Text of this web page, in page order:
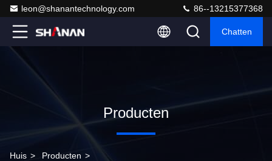
leon@shanantechnology.com 86--13215377368
Chatten
Producten
Huis > Producten >